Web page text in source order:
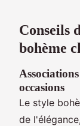
Conseils
bohème
occasions
Le style
de